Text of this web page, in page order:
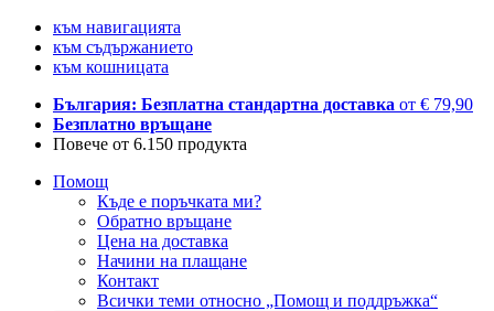
към навигацията
към съдържанието
към кошницата
България: Безплатна стандартна доставка от € 79,90
Безплатно връщане
Повече от 6.150 продукта
Помощ
Къде е поръчката ми?
Обратно връщане
Цена на доставка
Начини на плащане
Контакт
Всички теми относно „Помощ и поддръжка“